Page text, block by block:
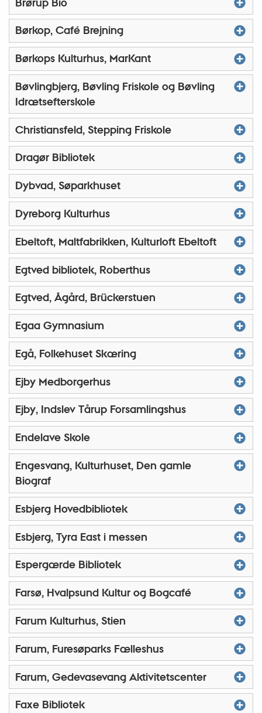
Børkop, Café Brejning
Børkops Kulturhus, MarKant
Bøvlingbjerg, Bøvling Friskole og Bøvling
Idrætsefterskole
Christiansfeld, Stepping Friskole
Dragør Bibliotek
Dybvad, Søparkhuset
Dyreborg Kulturhus
Ebeltoft, Maltfabrikken, Kulturloft Ebeltoft
Egtved bibliotek, Roberthus
Egtved, Ågård, Brückerstuen
Egaa Gymnasium
Egå, Folkehuset Skæring
Ejby Medborgerhus
Ejby, Indslev Tårup Forsamlingshus
Endelave Skole
Engesvang, Kulturhuset, Den gamle
Biograf
Esbjerg Hovedbibliotek
Esbjerg, Tyra East i messen
Espergærde Bibliotek
Farsø, Hvalpsund Kultur og Bogcafé
Farum Kulturhus, Stien
Farum, Furesøparks Fælleshus
Farum, Gedevasevang Aktivitetscenter
Faxe Bibliotek